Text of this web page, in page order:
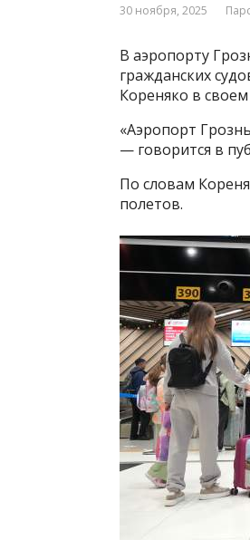
30 ноября, 2025
В аэропорту
гражданских
Кореняко в
«Аэропорт
— говорится в
По словам
полетов.